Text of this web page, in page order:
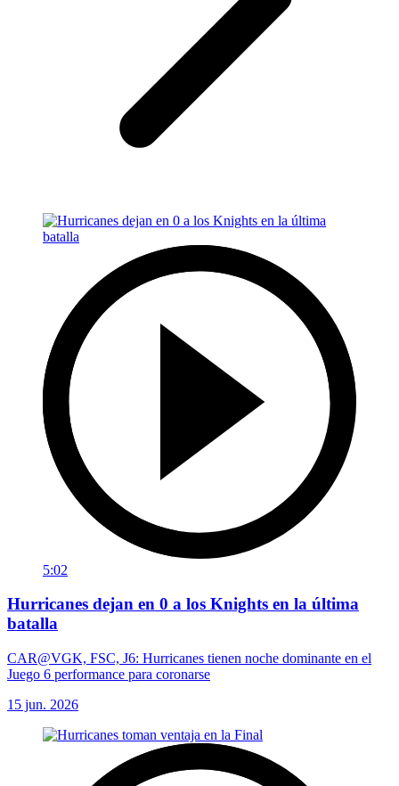
5:02
Hurricanes dejan en 0 a los Knights en la última
batalla
CAR@VGK, FSC, J6: Hurricanes tienen noche dominante en el
Juego 6 performance para coronarse
15 jun. 2026